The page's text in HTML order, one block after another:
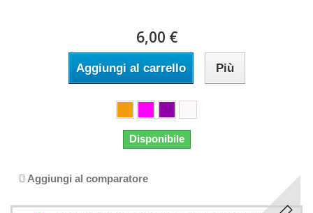
6,00 €
Aggiungi al carrello Più
Disponibile
Aggiungi al comparatore